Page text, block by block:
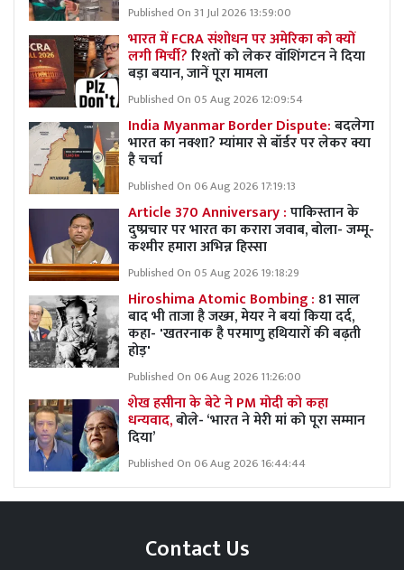
Published On 31 Jul 2026 13:59:00
भारत में FCRA संशोधन पर अमेरिका को क्यों
लगी मिर्ची?रिश्तों को लेकर वॉशिंगटन ने दिया
बड़ा बयान, जानें पूरा मामला
Published On 05 Aug 2026 12:09:54
India Myanmar Border Dispute:बदलेगा
भारत का नक्शा? म्यांमार से बॉर्डर पर लेकर क्या
है चर्चा
Published On 06 Aug 2026 17:19:13
Article 370 Anniversary :पाकिस्तान के
दुष्प्रचार पर भारत का करारा जवाब, बोला- जम्मू-
कश्मीर हमारा अभिन्न हिस्सा
Published On 05 Aug 2026 19:18:29
Hiroshima Atomic Bombing : 81 साल
बाद भी ताजा है जख्म, मेयर ने बयां किया दर्द,
कहा- 'खतरनाक है परमाणु हथियारों की बढ़ती
होड़'
Published On 06 Aug 2026 11:26:00
शेख हसीना के बेटे ने PM मोदी को कहा
धन्यवाद,बोले- ‘भारत ने मेरी मां को पूरा सम्मान
दिया’
Published On 06 Aug 2026 16:44:44
Contact Us